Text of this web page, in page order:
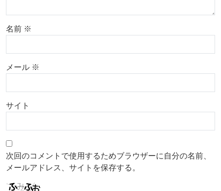
名前 ※
メール ※
サイト
次回のコメントで使用するためブラウザーに自分の名前、
メールアドレス、サイトを保存する。